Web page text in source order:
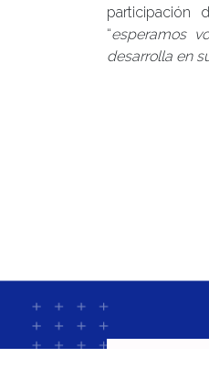
participación
“esperamos
desarrolla en